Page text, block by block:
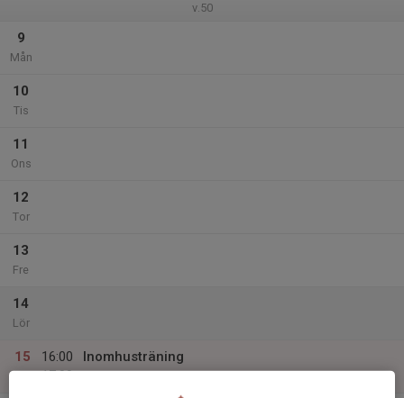
v.50
9
Mån
10
Tis
11
Ons
12
Tor
13
Fre
14
Lör
15
16:00
17:00
Inomhusträning